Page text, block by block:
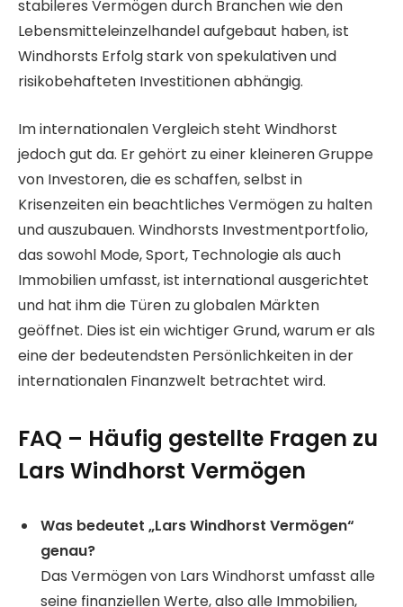
stabileres Vermögen durch Branchen wie den
Lebensmitteleinzelhandel aufgebaut haben, ist
Windhorsts Erfolg stark von spekulativen und
risikobehafteten Investitionen abhängig.
Im internationalen Vergleich steht Windhorst
jedoch gut da. Er gehört zu einer kleineren Gruppe
von Investoren, die es schaffen, selbst in
Krisenzeiten ein beachtliches Vermögen zu halten
und auszubauen. Windhorsts Investmentportfolio,
das sowohl Mode, Sport, Technologie als auch
Immobilien umfasst, ist international ausgerichtet
und hat ihm die Türen zu globalen Märkten
geöffnet. Dies ist ein wichtiger Grund, warum er als
eine der bedeutendsten Persönlichkeiten in der
internationalen Finanzwelt betrachtet wird.
FAQ – Häufig gestellte Fragen zu
Lars Windhorst Vermögen
Was bedeutet „Lars Windhorst Vermögen“
genau?
Das Vermögen von Lars Windhorst umfasst alle
seine finanziellen Werte, also alle Immobilien,